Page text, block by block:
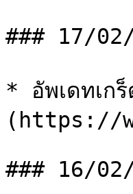
### 17/
* อัพเดทเก
(https://
### 16/